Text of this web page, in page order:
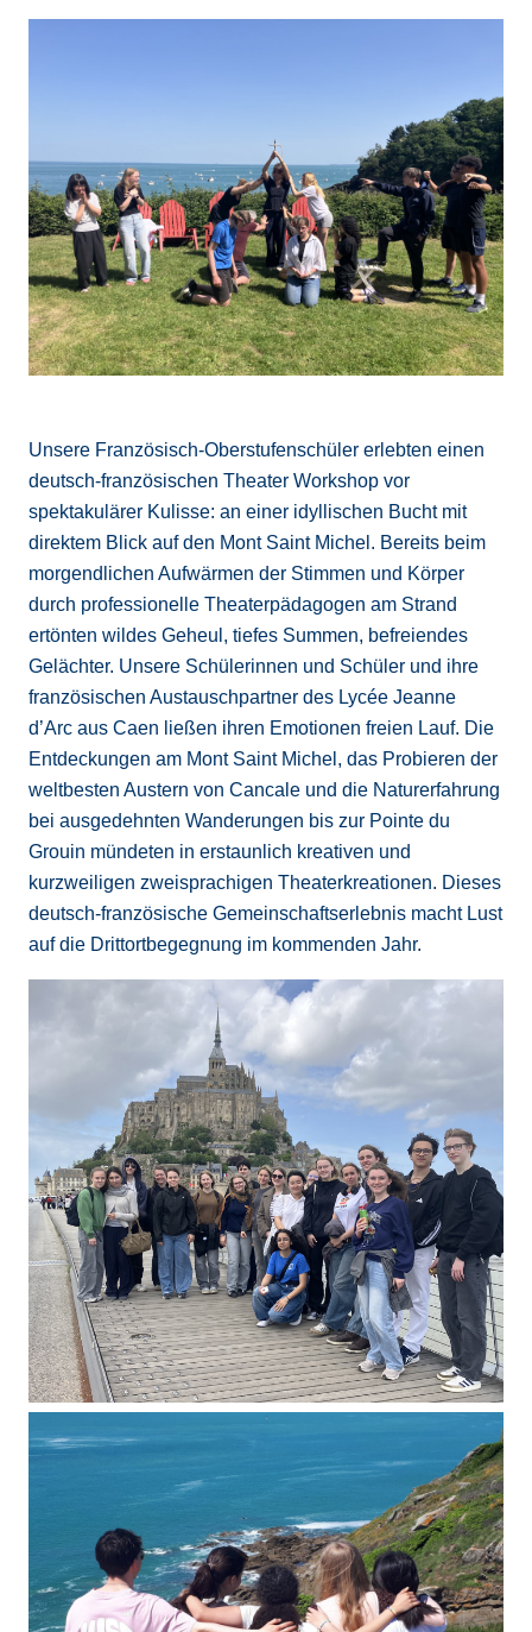
Unsere Französisch-Oberstufenschüler erlebten einen
deutsch-französischen Theater Workshop vor
spektakulärer Kulisse: an einer idyllischen Bucht mit
direktem Blick auf den Mont Saint Michel. Bereits beim
morgendlichen Aufwärmen der Stimmen und Körper
durch professionelle Theaterpädagogen am Strand
ertönten wildes Geheul, tiefes Summen, befreiendes
Gelächter. Unsere Schülerinnen und Schüler und ihre
französischen Austauschpartner des Lycée Jeanne
d’Arc aus Caen ließen ihren Emotionen freien Lauf. Die
Entdeckungen am Mont Saint Michel, das Probieren der
weltbesten Austern von Cancale und die Naturerfahrung
bei ausgedehnten Wanderungen bis zur Pointe du
Grouin mündeten in erstaunlich kreativen und
kurzweiligen zweisprachigen Theaterkreationen. Dieses
deutsch-französische Gemeinschaftserlebnis macht Lust
auf die Drittortbegegnung im kommenden Jahr.